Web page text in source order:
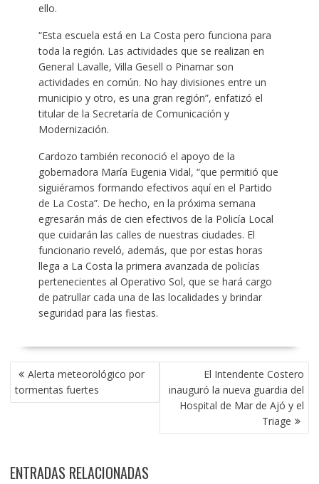
ello.
“Esta escuela está en La Costa pero funciona para
toda la región. Las actividades que se realizan en
General Lavalle, Villa Gesell o Pinamar son
actividades en común. No hay divisiones entre un
municipio y otro, es una gran región”, enfatizó el
titular de la Secretaría de Comunicación y
Modernización.
Cardozo también reconoció el apoyo de la
gobernadora María Eugenia Vidal, “que permitió que
siguiéramos formando efectivos aquí en el Partido
de La Costa”. De hecho, en la próxima semana
egresarán más de cien efectivos de la Policía Local
que cuidarán las calles de nuestras ciudades. El
funcionario reveló, además, que por estas horas
llega a La Costa la primera avanzada de policías
pertenecientes al Operativo Sol, que se hará cargo
de patrullar cada una de las localidades y brindar
seguridad para las fiestas.
NAVEGACIÓN
DE
ENTRADAS
Alerta meteorológico por
tormentas fuertes
El Intendente Costero
inauguró la nueva guardia del
Hospital de Mar de Ajó y el
Triage
ENTRADAS RELACIONADAS